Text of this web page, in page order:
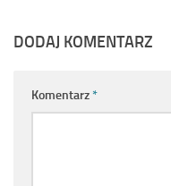
DODAJ KOMENTARZ
Komentarz*